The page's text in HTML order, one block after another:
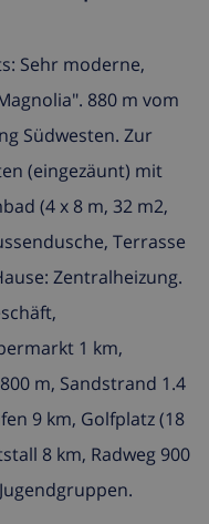
Sehr moderne,
880 m vom
Südwesten. Zur
(eingezäunt) mit
(4 x 8 m, 32 m2,
Terrasse
Zentralheizung.
1 km,
m, Sandstrand 1.4
9 km, Golfplatz (18
8 km, Radweg 900